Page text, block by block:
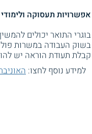
אפשרויות תעסוקה
בוגרי התואר יכולים
בשוק העבודה במשרות
קבלת תעודת הוראה יש
למידע נוסף לחצו: